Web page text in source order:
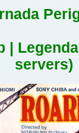
|
servers)